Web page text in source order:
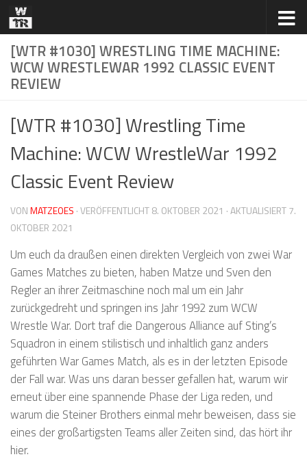
Zum Inhalt springen
[WTR #1030] WRESTLING TIME MACHINE:
WCW WRESTLEWAR 1992 CLASSIC EVENT
REVIEW
[WTR #1030] Wrestling Time
Machine: WCW WrestleWar 1992
Classic Event Review
VONMATZEOES · VERÖFFENTLICHT8. OKTOBER 2021 · AKTUALISIERT7.
OKTOBER 2021
Um euch da draußen einen direkten Vergleich von zwei War
Games Matches zu bieten, haben Matze und Sven den
Regler an ihrer Zeitmaschine noch mal um ein Jahr
zurückgedreht und springen ins Jahr 1992 zum WCW
Wrestle War. Dort traf die Dangerous Alliance auf Sting’s
Squadron in einem stilistisch und inhaltlich ganz anders
geführten War Games Match, als es in der letzten Episode
der Fall war. Was uns daran besser gefallen hat, warum wir
erneut über eine spannende Phase der Liga reden, und
warum die Steiner Brothers einmal mehr beweisen, dass sie
eines der großartigsten Teams aller Zeiten sind, das hört ihr
hier.